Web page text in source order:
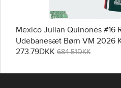
Mexico Julian Quinones #16
Udebanesæt Børn VM 2026
273.79DKK 684.51DKK